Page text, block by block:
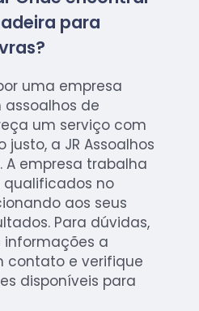
para
uma empresa
de
um serviço com
a JR Assoalhos
A empresa trabalha
qualificados no
aos seus
Para dúvidas,
informações a
contato e verifique
disponíveis para